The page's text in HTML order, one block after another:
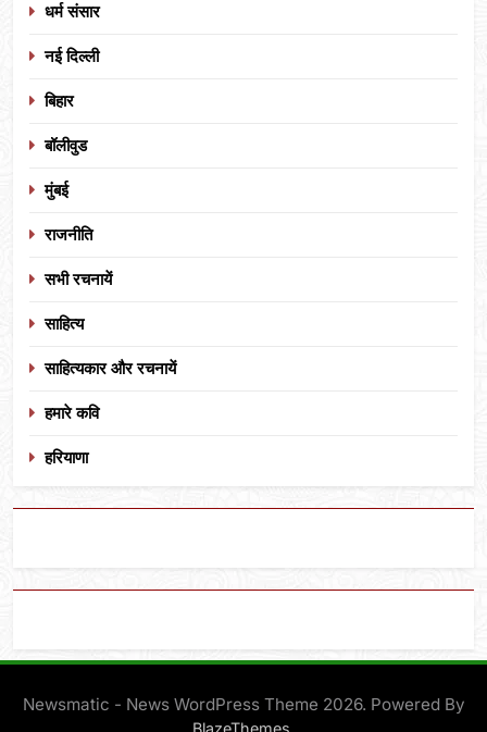
धर्म संसार
नई दिल्ली
बिहार
बॉलीवुड
मुंबई
राजनीति
सभी रचनायें
साहित्य
साहित्यकार और रचनायें
हमारे कवि
हरियाणा
Newsmatic - News WordPress Theme 2026. Powered By
BlazeThemes